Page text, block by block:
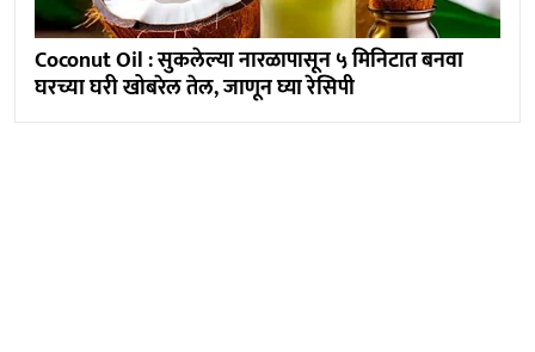
Coconut Oil : सुकलेल्या नारळापासून ५ मिनिटात बनवा
घरच्या घरी खोबरेल तेल, जाणून घ्या रेसिपी